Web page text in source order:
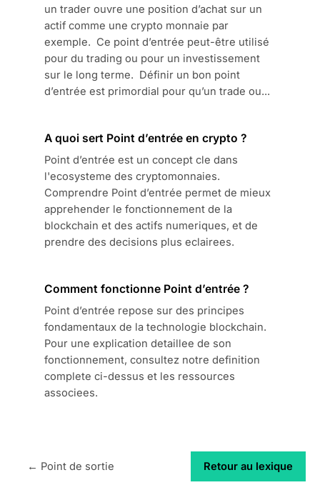
un trader ouvre une position d’achat sur un
actif comme une crypto monnaie par
exemple. Ce point d’entrée peut-être utilisé
pour du trading ou pour un investissement
sur le long terme. Définir un bon point
d’entrée est primordial pour qu’un trade ou...
A quoi sert Point d’entrée en crypto ?
Point d’entrée est un concept cle dans
l'ecosysteme des cryptomonnaies.
Comprendre Point d’entrée permet de mieux
apprehender le fonctionnement de la
blockchain et des actifs numeriques, et de
prendre des decisions plus eclairees.
Comment fonctionne Point d’entrée ?
Point d’entrée repose sur des principes
fondamentaux de la technologie blockchain.
Pour une explication detaillee de son
fonctionnement, consultez notre definition
complete ci-dessus et les ressources
associees.
← Point de sortie Retour au lexique